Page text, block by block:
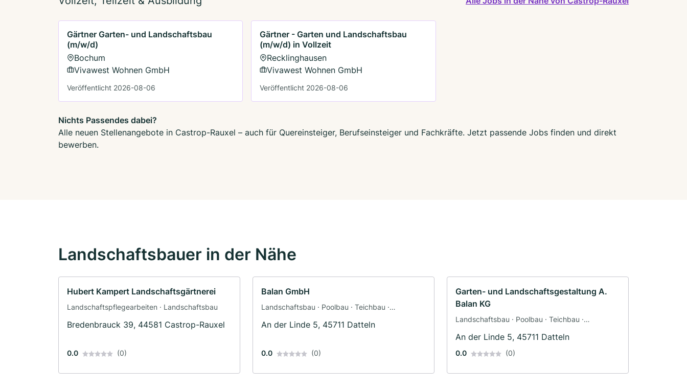
Gärtner Garten- und Landschaftsbau
(m/w/d)
Bochum
Vivawest Wohnen GmbH
Veröffentlicht 2026-08-06
Gärtner - Garten und Landschaftsbau
(m/w/d) in Vollzeit
Recklinghausen
Vivawest Wohnen GmbH
Veröffentlicht 2026-08-06
Nichts Passendes dabei?
Alle neuen Stellenangebote in Castrop-Rauxel – auch für Quereinsteiger, Berufseinsteiger und Fachkräfte. Jetzt passende Jobs finden und direkt
bewerben.
Landschaftsbauer in der Nähe
Hubert Kampert Landschaftsgärtnerei
Landschaftspflegearbeiten · Landschaftsbau
Bredenbrauck 39, 44581 Castrop-Rauxel
0.0 (0)
Balan GmbH
Landschaftsbau · Poolbau · Teichbau ·
Terrassengestaltung · Zaunbau
An der Linde 5, 45711 Datteln
0.0 (0)
Garten- und Landschaftsgestaltung A.
Balan KG
Landschaftsbau · Poolbau · Teichbau ·
Terrassengestaltung · Zaunbau
An der Linde 5, 45711 Datteln
0.0 (0)